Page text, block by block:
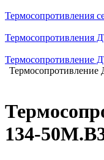
Термосопротивления
Термосопротивления
Термосопротивление
134-